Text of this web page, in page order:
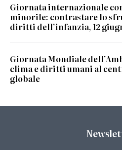
Giornata internazionale
minorile: contrastare lo
diritti dell’infanzia, 12
Giornata Mondiale
clima e diritti umani al
globale